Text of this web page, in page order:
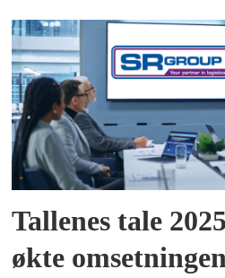
Tallenes tale
økte